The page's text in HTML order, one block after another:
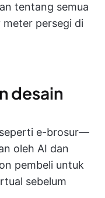
tentang semua
persegi di
desain
e-brosur—
oleh AI dan
pembeli untuk
sebelum